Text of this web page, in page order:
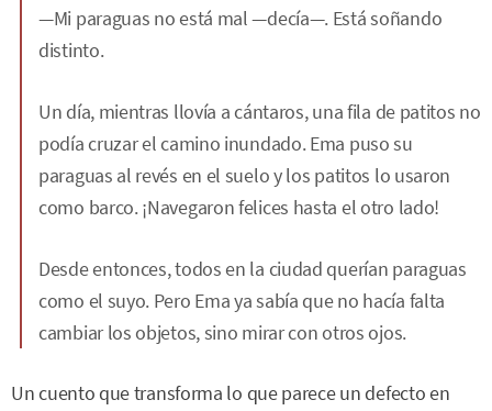
—Mi paraguas no está mal —decía—. Está soñando
distinto.
Un día, mientras llovía a cántaros, una fila de patitos no
podía cruzar el camino inundado. Ema puso su
paraguas al revés en el suelo y los patitos lo usaron
como barco. ¡Navegaron felices hasta el otro lado!
Desde entonces, todos en la ciudad querían paraguas
como el suyo. Pero Ema ya sabía que no hacía falta
cambiar los objetos, sino mirar con otros ojos.
Un cuento que transforma lo que parece un defecto en